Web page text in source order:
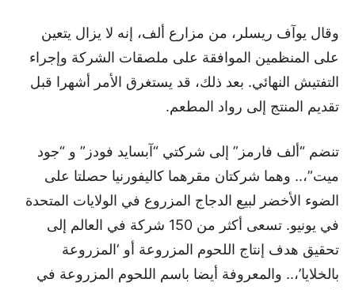
وقال يوآف ريسلر، من مزارع ألف، إنه لا يزال يتعين
على المنظمين الموافقة على ملصقات الشركة وإجراء
التفتيش النهائي. بعد ذلك، قد يستغرق الأمر أشهرا قبل
تقديم المنتج إلى رواد المطعم.
تنضم “ألف فارمز” إلى شركتي “آبسايد فودز” و “جود
ميت”،.. وهما شركتان مقرهما كاليفورنيا حصلتا على
الضوء الأخضر لبيع الدجاج المزروع في الولايات المتحدة
في يونيو. تسعى أكثر من 150 شركة في العالم إلى
تحقيق هدف إنتاج اللحوم المزروعة أو ‘المزروعة
بالخلايا’،.. والمعروفة أيضا باسم اللحوم المزروعة في